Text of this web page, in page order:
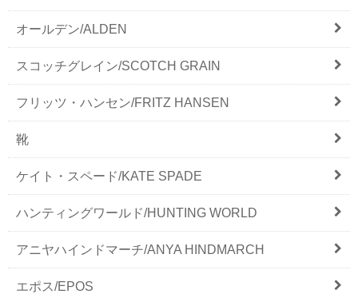
オールデン/ALDEN
スコッチグレイン/SCOTCH GRAIN
フリッツ・ハンセン/FRITZ HANSEN
靴
ケイト・スペード/KATE SPADE
ハンティングワールド/HUNTING WORLD
アニヤハインドマーチ/ANYA HINDMARCH
エポス/EPOS